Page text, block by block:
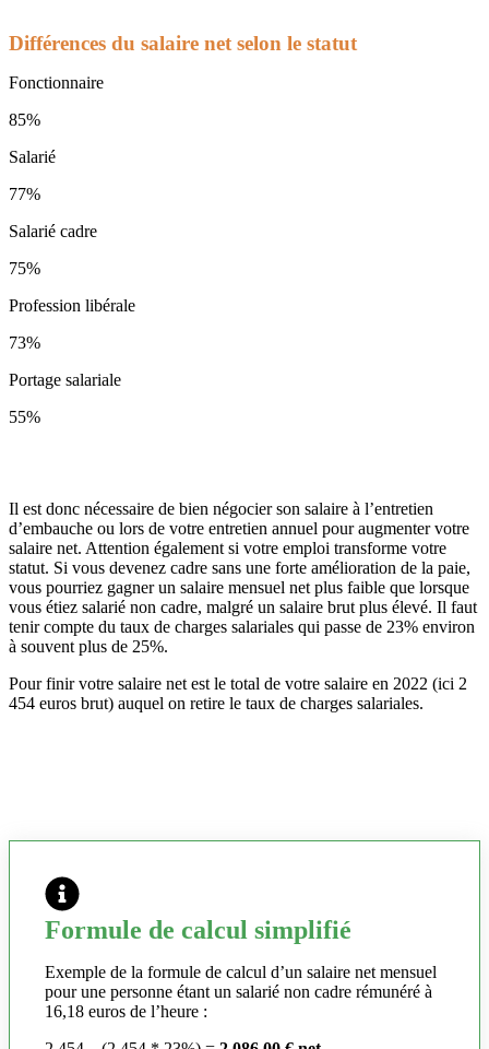
Différences du salaire net selon le statut
Fonctionnaire
85%
Salarié
77%
Salarié cadre
75%
Profession libérale
73%
Portage salariale
55%
Il est donc nécessaire de bien négocier son salaire à l’entretien
d’embauche ou lors de votre entretien annuel pour augmenter votre
salaire net. Attention également si votre emploi transforme votre
statut. Si vous devenez cadre sans une forte amélioration de la paie,
vous pourriez gagner un salaire mensuel net plus faible que lorsque
vous étiez salarié non cadre, malgré un salaire brut plus élevé. Il faut
tenir compte du taux de charges salariales qui passe de 23% environ
à souvent plus de 25%.
Pour finir votre salaire net est le total de votre salaire en 2022 (ici 2
454 euros brut) auquel on retire le taux de charges salariales.
Formule de calcul simplifié
Exemple de la formule de calcul d’un salaire net mensuel
pour une personne étant un salarié non cadre rémunéré à
16,18 euros de l’heure :